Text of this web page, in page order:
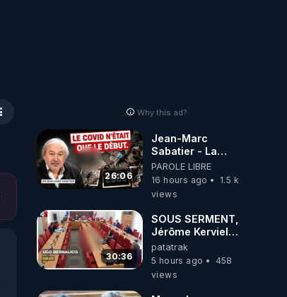
Why this ad?
26:06
Jean-Marc
Sabatier - La
Covid-19 n'a été
que le début -
L'ARNm &
où auront-t-il ?
PAROLE LIBRE
16 hours ago
1.5 k
views
30:36
SOUS SERMENT,
Jérôme Kerviel
balance tout à
l'Assemblée !
patatrak
5 hours ago
458
views